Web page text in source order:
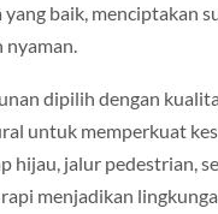
baik, menciptakan
nyaman.
dipilih dengan
untuk memperkuat
hijau, jalur pedestrian,
menjadikan